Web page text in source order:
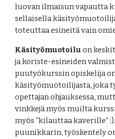
luovan ilmaisun vapautta
sellaisella
toteuttaa esineitä vain
Käsityömuotoilu on
ja koriste-esineiden
puutyökurssin opiskelija
käsityömuotoilijasta, joka
opettajan ohjauksessa,
vinkkejä myös muilta
myös ”kilauttaa kaverille”
puunikkarin, työskentely